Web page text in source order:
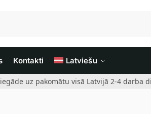
Kontakti Latviešu
uz pakomātu visā Latvijā 2-4 darba